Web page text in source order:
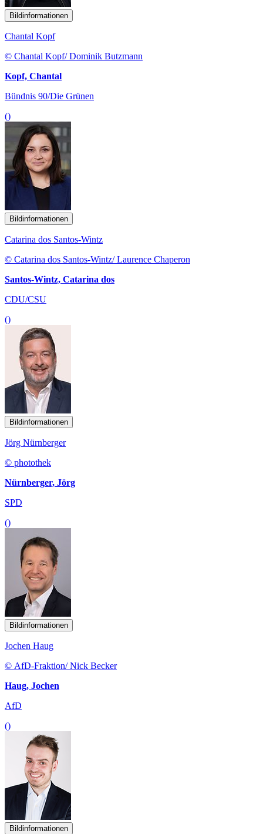
Bildinformationen
Chantal Kopf
© Chantal Kopf/ Dominik Butzmann
Kopf, Chantal
Bündnis 90/Die Grünen
()
Bildinformationen
Catarina dos Santos-Wintz
© Catarina dos Santos-Wintz/ Laurence Chaperon
Santos-Wintz, Catarina dos
CDU/CSU
()
Bildinformationen
Jörg Nürnberger
© photothek
Nürnberger, Jörg
SPD
()
Bildinformationen
Jochen Haug
© AfD-Fraktion/ Nick Becker
Haug, Jochen
AfD
()
Bildinformationen